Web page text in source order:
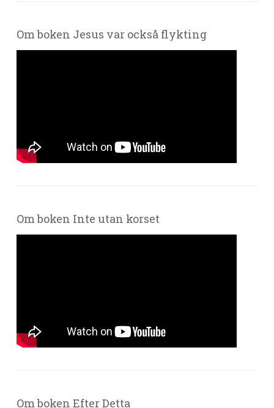
Om boken Jesus var också flykting
Om boken Inte utan korset
Om boken Efter Detta